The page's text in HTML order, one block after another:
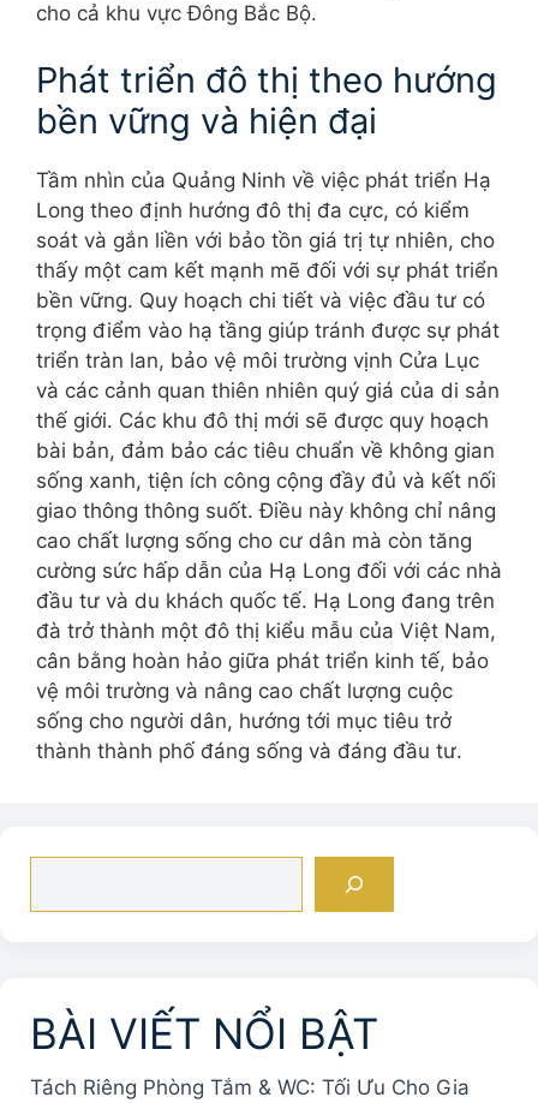
cho cả khu vực Đông Bắc Bộ.
Phát triển đô thị theo hướng
bền vững và hiện đại
Tầm nhìn của Quảng Ninh về việc phát triển Hạ
Long theo định hướng đô thị đa cực, có kiểm
soát và gắn liền với bảo tồn giá trị tự nhiên, cho
thấy một cam kết mạnh mẽ đối với sự phát triển
bền vững. Quy hoạch chi tiết và việc đầu tư có
trọng điểm vào hạ tầng giúp tránh được sự phát
triển tràn lan, bảo vệ môi trường vịnh Cửa Lục
và các cảnh quan thiên nhiên quý giá của di sản
thế giới. Các khu đô thị mới sẽ được quy hoạch
bài bản, đảm bảo các tiêu chuẩn về không gian
sống xanh, tiện ích công cộng đầy đủ và kết nối
giao thông thông suốt. Điều này không chỉ nâng
cao chất lượng sống cho cư dân mà còn tăng
cường sức hấp dẫn của Hạ Long đối với các nhà
đầu tư và du khách quốc tế. Hạ Long đang trên
đà trở thành một đô thị kiểu mẫu của Việt Nam,
cân bằng hoàn hảo giữa phát triển kinh tế, bảo
vệ môi trường và nâng cao chất lượng cuộc
sống cho người dân, hướng tới mục tiêu trở
thành thành phố đáng sống và đáng đầu tư.
BÀI VIẾT NỔI BẬT
Tách Riêng Phòng Tắm & WC: Tối Ưu Cho Gia